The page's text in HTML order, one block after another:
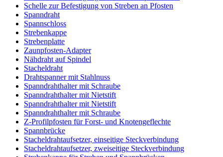
Schelle zur Befestigung von Streben an Pfosten
Spanndraht
Spannschloss
Strebenkappe
Strebenplatte
Zaunpfosten-Adapter
Nähdraht auf Spindel
Stacheldraht
Drahtspanner mit Stahlnuss
Spanndrahthalter mit Schraube
Spanndrahthalter mit Nietstift
Spanndrahthalter mit Nietstift
Spanndrahthalter mit Schraube
Z-Profilpfosten für Forst- und Knotengeflechte
Spannbrücke
Stacheldrahtaufsetzer, einseitige Steckverbindung
Stacheldrahtaufsetzer, zweiseitige Steckverbindung